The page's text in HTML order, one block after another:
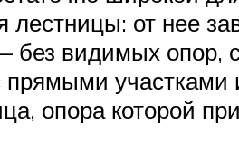
от нее
без видимых опор,
участками
опора которой